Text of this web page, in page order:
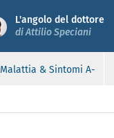
L'angolo del dottore
di Attilio Speciani
Malattia & Sintomi A-